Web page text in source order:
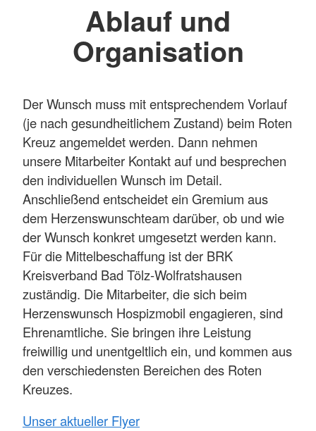
Ablauf und
Organisation
Der Wunsch muss mit entsprechendem Vorlauf
(je nach gesundheitlichem Zustand) beim Roten
Kreuz angemeldet werden. Dann nehmen
unsere Mitarbeiter Kontakt auf und besprechen
den individuellen Wunsch im Detail.
Anschließend entscheidet ein Gremium aus
dem Herzenswunschteam darüber, ob und wie
der Wunsch konkret umgesetzt werden kann.
Für die Mittelbeschaffung ist der BRK
Kreisverband Bad Tölz-Wolfratshausen
zuständig. Die Mitarbeiter, die sich beim
Herzenswunsch Hospizmobil engagieren, sind
Ehrenamtliche. Sie bringen ihre Leistung
freiwillig und unentgeltlich ein, und kommen aus
den verschiedensten Bereichen des Roten
Kreuzes.
Unser aktueller Flyer